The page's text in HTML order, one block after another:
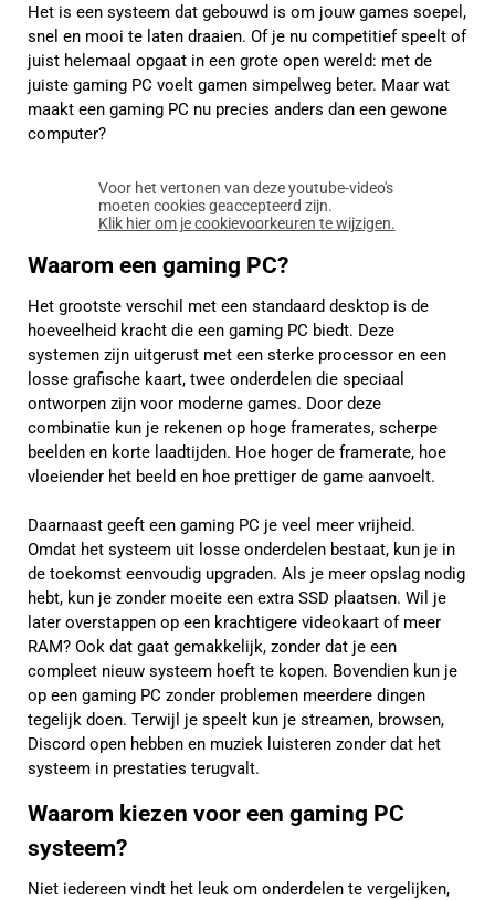
Het is een systeem dat gebouwd is om jouw games soepel,
snel en mooi te laten draaien. Of je nu competitief speelt of
juist helemaal opgaat in een grote open wereld: met de
juiste gaming PC voelt gamen simpelweg beter. Maar wat
maakt een gaming PC nu precies anders dan een gewone
computer?
Voor het vertonen van deze youtube-video's
moeten cookies geaccepteerd zijn.
Klik hier om je cookievoorkeuren te wijzigen.
Waarom een gaming PC?
Het grootste verschil met een standaard desktop is de
hoeveelheid kracht die een gaming PC biedt. Deze
systemen zijn uitgerust met een sterke processor en een
losse grafische kaart, twee onderdelen die speciaal
ontworpen zijn voor moderne games. Door deze
combinatie kun je rekenen op hoge framerates, scherpe
beelden en korte laadtijden. Hoe hoger de framerate, hoe
vloeiender het beeld en hoe prettiger de game aanvoelt.
Daarnaast geeft een gaming PC je veel meer vrijheid.
Omdat het systeem uit losse onderdelen bestaat, kun je in
de toekomst eenvoudig upgraden. Als je meer opslag nodig
hebt, kun je zonder moeite een extra SSD plaatsen. Wil je
later overstappen op een krachtigere videokaart of meer
RAM? Ook dat gaat gemakkelijk, zonder dat je een
compleet nieuw systeem hoeft te kopen. Bovendien kun je
op een gaming PC zonder problemen meerdere dingen
tegelijk doen. Terwijl je speelt kun je streamen, browsen,
Discord open hebben en muziek luisteren zonder dat het
systeem in prestaties terugvalt.
Waarom kiezen voor een gaming PC
systeem?
Niet iedereen vindt het leuk om onderdelen te vergelijken,